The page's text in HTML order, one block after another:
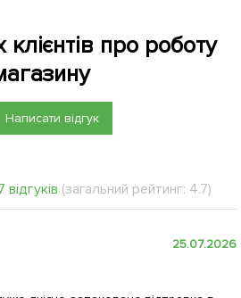
про роботу
Написати відгук
відгуків (загальний рейтинг: 4.7)
25.07.2026